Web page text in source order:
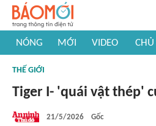
NÓNG MỚI VIDEO
#Khám phá thế giới
THẾ GIỚI
Tiger I- 'quái vật thép'
21/5/2026 Gốc